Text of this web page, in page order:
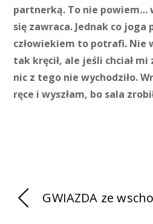
partnerką. To nie powiem…
się zawraca. Jednak co joga
człowiekiem to potrafi. Nie
tak kręcił, ale jeśli chciał
nic z tego nie wychodziło.
ręce i wyszłam, bo sala
GWIAZDA ze